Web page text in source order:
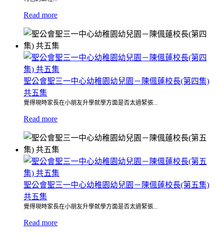
Read more
聖公會聖三一中心幼稚園幼兒園－陳偑蓮校長(第四集)
共五集
覺得現時家長在小朋友升學就學方面是否太過緊張...
Read more
聖公會聖三一中心幼稚園幼兒園－陳偑蓮校長(第五集)
共五集
覺得現時家長在小朋友升學就學方面是否太過緊張...
Read more